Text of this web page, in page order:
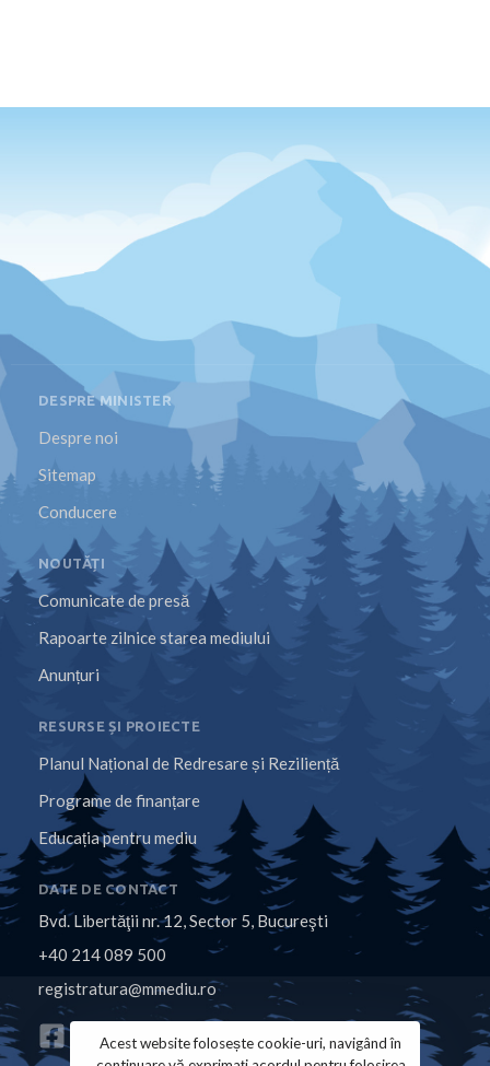
DESPRE MINISTER
Despre noi
Sitemap
Conducere
NOUTĂȚI
Comunicate de presă
Rapoarte zilnice starea mediului
Anunțuri
RESURSE ȘI PROIECTE
Planul Național de Redresare și Reziliență
Programe de finanțare
Educația pentru mediu
DATE DE CONTACT
Bvd. Libertăţii nr. 12, Sector 5, Bucureşti
+40 214 089 500
registratura@mmediu.ro
Acest website folosește cookie-uri, navigând în